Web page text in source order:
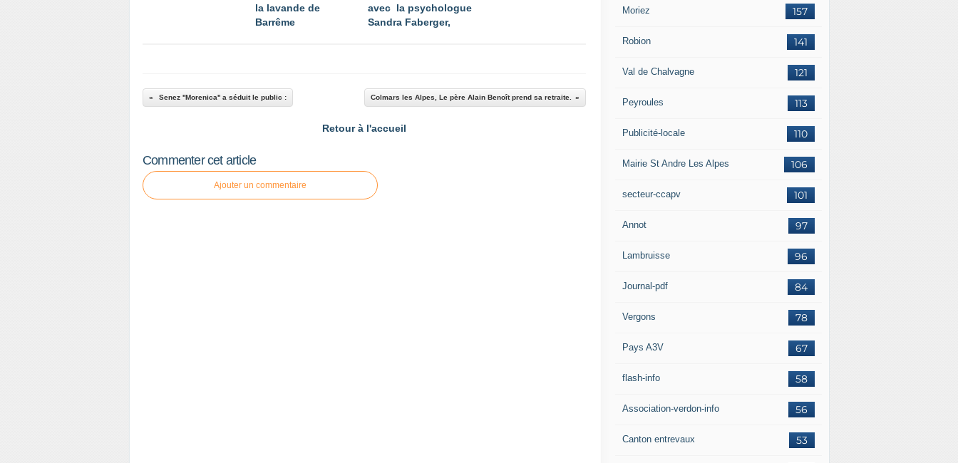
la lavande de
Barrême
avec la psychologue
Sandra Faberger,
Senez ''Morenica'' a séduit le public : Colmars les Alpes, Le père Alain Benoît prend sa retraite.
Retour à l'accueil
Commenter cet article
Ajouter un commentaire
157
Moriez
141
Robion
121
Val de Chalvagne
113
Peyroules
110
Publicité-locale
106
Mairie St Andre Les Alpes
101
secteur-ccapv
97
Annot
96
Lambruisse
84
Journal-pdf
78
Vergons
67
Pays A3V
58
flash-info
56
Association-verdon-info
53
Canton entrevaux